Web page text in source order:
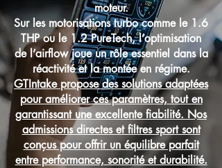
moteur.
Sur les motorisations turbo comme le 1.6
THP ou le 1.2 PureTech, l’optimisation
de l’airflow joue un rôle essentiel dans la
réactivité et la montée en régime.
GTIntake propose des solutions adaptées
pour améliorer ces paramètres, tout en
garantissant une excellente fiabilité. Nos
admissions directes et filtres sport sont
conçus pour offrir un équilibre parfait
entre performance, sonorité et durabilité.